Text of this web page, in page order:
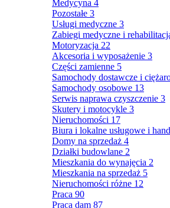
Medycyna 4
Pozostałe 3
Usługi medyczne 3
Zabiegi medyczne i
Motoryzacja 22
Akcesoria i wyposażenie 3
Części zamienne 5
Samochody dostawcze i
Samochody osobowe 13
Serwis naprawa czyszczenie 3
Skutery i motocykle 3
Nieruchomości 17
Biura i lokalne usługowe i
Domy na sprzedaż 4
Działki budowlane 2
Mieszkania do wynajęcia 2
Mieszkania na sprzedaż 5
Nieruchomości różne 12
Praca 90
Praca dam 87